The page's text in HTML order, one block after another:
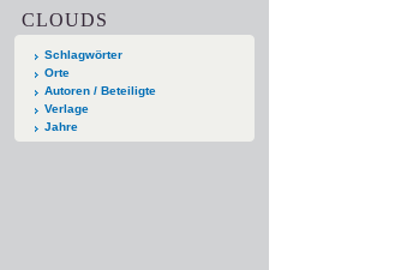
CLOUDS
Schlagwörter
Orte
Autoren / Beteiligte
Verlage
Jahre